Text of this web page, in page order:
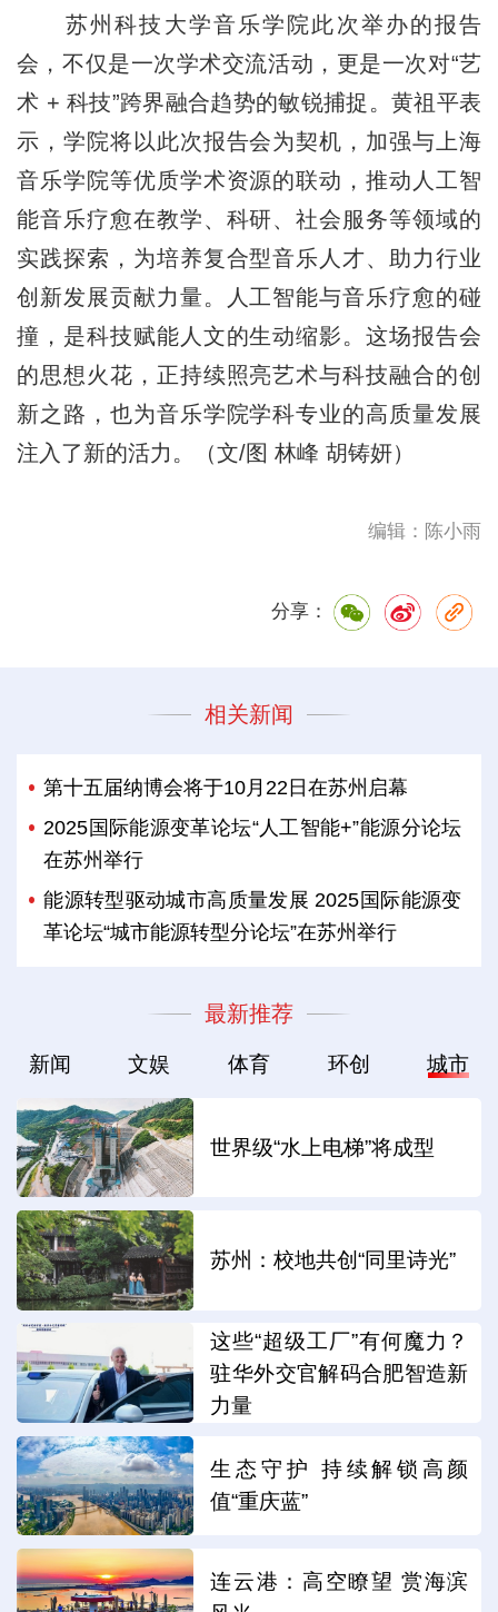
苏州科技大学音乐学院此次举办的报告
会，不仅是一次学术交流活动，更是一次对“艺
术 + 科技”跨界融合趋势的敏锐捕捉。黄祖平表
示，学院将以此次报告会为契机，加强与上海
音乐学院等优质学术资源的联动，推动人工智
能音乐疗愈在教学、科研、社会服务等领域的
实践探索，为培养复合型音乐人才、助力行业
创新发展贡献力量。人工智能与音乐疗愈的碰
撞，是科技赋能人文的生动缩影。这场报告会
的思想火花，正持续照亮艺术与科技融合的创
新之路，也为音乐学院学科专业的高质量发展
注入了新的活力。（文/图 林峰 胡铸妍）
编辑：陈小雨
分享：
相关新闻
第十五届纳博会将于10月22日在苏州启幕
2025国际能源变革论坛“人工智能+”能源分论坛
在苏州举行
能源转型驱动城市高质量发展 2025国际能源变
革论坛“城市能源转型分论坛”在苏州举行
最新推荐
新闻 文娱 体育 环创 城市
世界级“水上电梯”将成型
苏州：校地共创“同里诗光”
这些“超级工厂”有何魔力？
驻华外交官解码合肥智造新
力量
生态守护 持续解锁高颜
值“重庆蓝”
连云港：高空瞭望 赏海滨